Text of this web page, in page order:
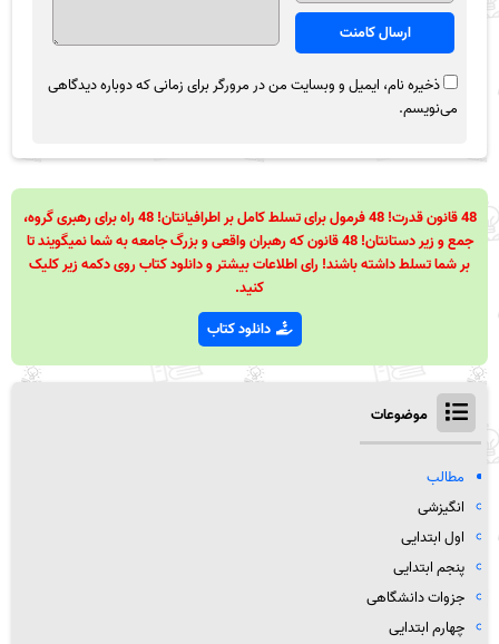
ذخیره نام، ایمیل و وبسایت من در مرورگر برای زمانی که دوباره دیدگاهی
می‌نویسم.
48 قانون قدرت! 48 فرمول برای تسلط کامل بر اطرافیانتان! 48 راه برای رهبری گروه،
جمع و زیر دستانتان! 48 قانون که رهبران واقعی و بزرگ جامعه به شما نمیگویند تا
بر شما تسلط داشته باشند! رای اطلاعات بیشتر و دانلود کتاب روی دکمه زیر کلیک
کنید.
دانلود کتاب
موضوعات
مطالب
انگیزشی
اول ابتدایی
پنجم ابتدایی
جزوات دانشگاهی
چهارم ابتدایی